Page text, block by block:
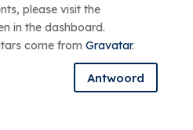
please visit the
in the dashboard.
come from Gravatar.
Antwoord